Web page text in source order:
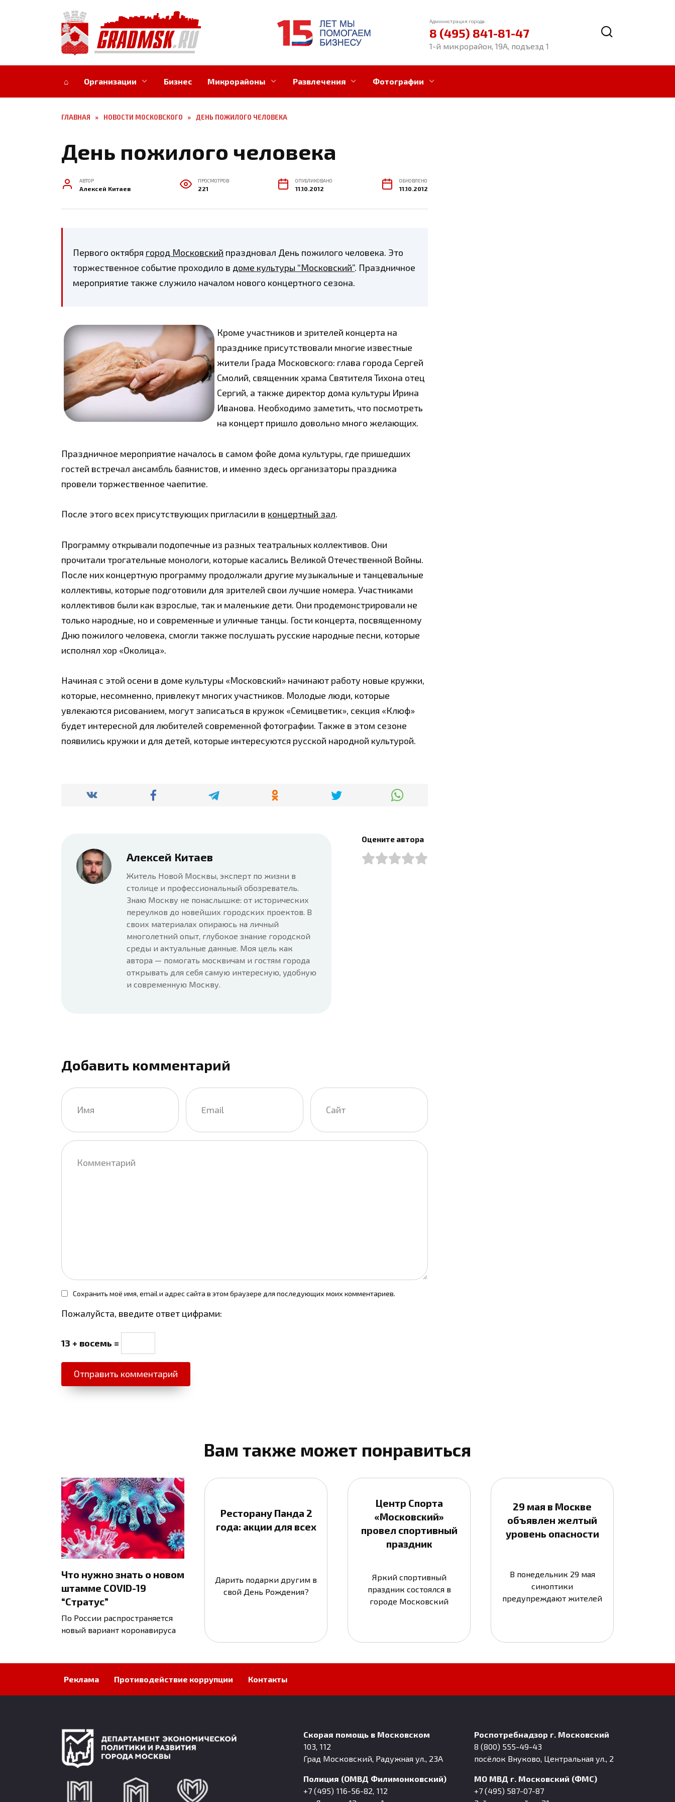
Администрация города:
8 (495) 841-81-47
1-й микрорайон, 19А, подъезд 1
⌂ Организации Бизнес Микрорайоны Развлечения Фотографии
ГЛАВНАЯ » НОВОСТИ МОСКОВСКОГО » ДЕНЬ ПОЖИЛОГО ЧЕЛОВЕКА
День пожилого человека
АВТОР
Алексей Китаев
ПРОСМОТРОВ
221
ОПУБЛИКОВАНО
11.10.2012
ОБНОВЛЕНО
11.10.2012
Первого октября город Московский праздновал День пожилого человека. Это
торжественное событие проходило в доме культуры “Московский”. Праздничное
мероприятие также служило началом нового концертного сезона.
Кроме участников и зрителей концерта на
празднике присутствовали многие известные
жители Града Московского: глава города Сергей
Смолий, священник храма Святителя Тихона отец
Сергий, а также директор дома культуры Ирина
Иванова. Необходимо заметить, что посмотреть
на концерт пришло довольно много желающих.
Праздничное мероприятие началось в самом фойе дома культуры, где пришедших
гостей встречал ансамбль баянистов, и именно здесь организаторы праздника
провели торжественное чаепитие.
После этого всех присутствующих пригласили в концертный зал.
Программу открывали подопечные из разных театральных коллективов. Они
прочитали трогательные монологи, которые касались Великой Отечественной Войны.
После них концертную программу продолжали другие музыкальные и танцевальные
коллективы, которые подготовили для зрителей свои лучшие номера. Участниками
коллективов были как взрослые, так и маленькие дети. Они продемонстрировали не
только народные, но и современные и уличные танцы. Гости концерта, посвященному
Дню пожилого человека, смогли также послушать русские народные песни, которые
исполнял хор «Околица».
Начиная с этой осени в доме культуры «Московский» начинают работу новые кружки,
которые, несомненно, привлекут многих участников. Молодые люди, которые
увлекаются рисованием, могут записаться в кружок «Семицветик», секция «Клюф»
будет интересной для любителей современной фотографии. Также в этом сезоне
появились кружки и для детей, которые интересуются русской народной культурой.
Алексей Китаев
Житель Новой Москвы, эксперт по жизни в
столице и профессиональный обозреватель.
Знаю Москву не понаслышке: от исторических
переулков до новейших городских проектов. В
своих материалах опираюсь на личный
многолетний опыт, глубокое знание городской
среды и актуальные данные. Моя цель как
автора — помогать москвичам и гостям города
открывать для себя самую интересную, удобную
и современную Москву.
Оцените автора
Добавить комментарий
Имя
Email
Сайт
Комментарий
Сохранить моё имя, email и адрес сайта в этом браузере для последующих моих комментариев.
Пожалуйста, введите ответ цифрами:
13 + восемь =
Вам также может понравиться
Что нужно знать о новом
штамме COVID-19
“Стратус”
По России распространяется
новый вариант коронавируса
Ресторану Панда 2
года: акции для всех
Дарить подарки другим в
свой День Рождения?
Центр Спорта
«Московский»
провел спортивный
праздник
Яркий спортивный
праздник состоялся в
городе Московский
29 мая в Москве
объявлен желтый
уровень опасности
В понедельник 29 мая
синоптики
предупреждают жителей
Реклама Противодействие коррупции Контакты
Скорая помощь в Московском
103, 112
Град Московский, Радужная ул., 23А
Полиция (ОМВД Филимонковский)
+7 (495) 116-56-82, 112
Роспотребнадзор г. Московский
8 (800) 555-49-43
посёлок Внуково, Центральная ул., 2
МО МВД г. Московский (ФМС)
+7 (495) 587-07-87